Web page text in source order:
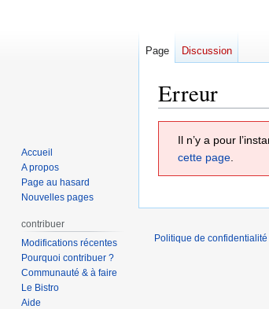
Erreur
Il n’y a pour
cette page.
Page Discussion
Accueil
A propos
Page au hasard
Nouvelles pages
contribuer
Modifications récentes
Pourquoi contribuer ?
Communauté & à faire
Le Bistro
Aide
Politique de confidentialité